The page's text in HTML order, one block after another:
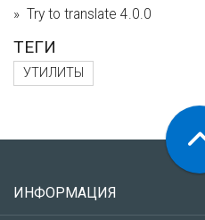
Try to translate 4.0.0
ТЕГИ
УТИЛИТЫ
ИНФОРМАЦИЯ